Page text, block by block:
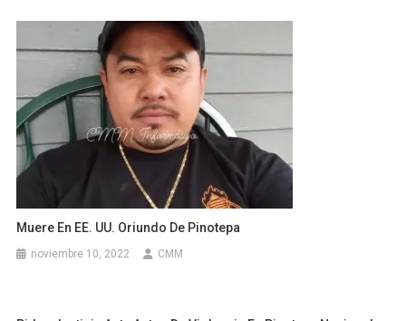
Muere En EE. UU. Oriundo De Pinotepa
noviembre 10, 2022 CMM